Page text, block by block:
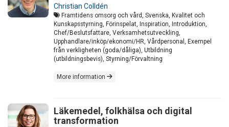
Christian Colldén
Framtidens omsorg och vård, Svenska, Kvalitet och
Kunskapsstyrning, Förinspelat, Inspiration, Introduktion,
Chef/Beslutsfattare, Verksamhetsutveckling,
Upphandlare/inköp/ekonomi/HR, Vårdpersonal, Exempel
från verkligheten (goda/dåliga), Utbildning
(utbildningsbevis), Styrning/Förvaltning
More information
Läkemedel, folkhälsa och digital
transformation